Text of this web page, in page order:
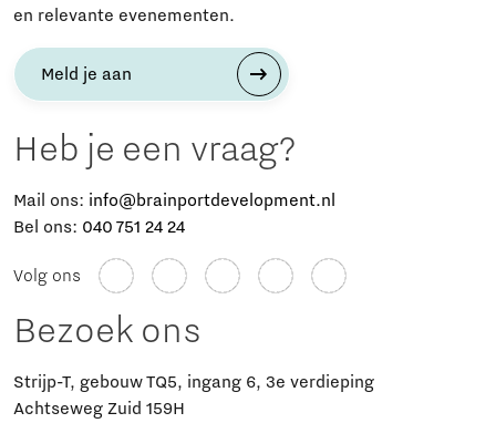
en relevante evenementen.
Meld je aan
Heb je een vraag?
Mail ons: info@brainportdevelopment.nl
Bel ons: 040 751 24 24
Volg ons
Bezoek ons
Strijp-T, gebouw TQ5, ingang 6, 3e verdieping
Achtseweg Zuid 159H